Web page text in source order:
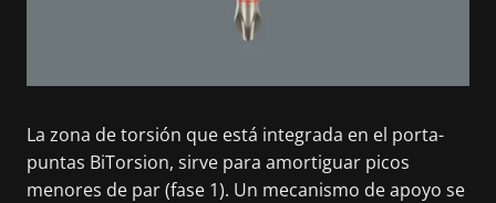
La zona de torsión que está integrada en el porta-
puntas BiTorsion, sirve para amortiguar picos
menores de par (fase 1). Un mecanismo de apoyo se